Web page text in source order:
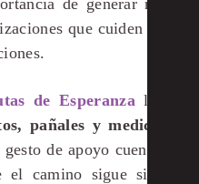
que cuiden a los
de Esperanza le ha
pañales y medicinas
de apoyo cuenta en
camino sigue siendo